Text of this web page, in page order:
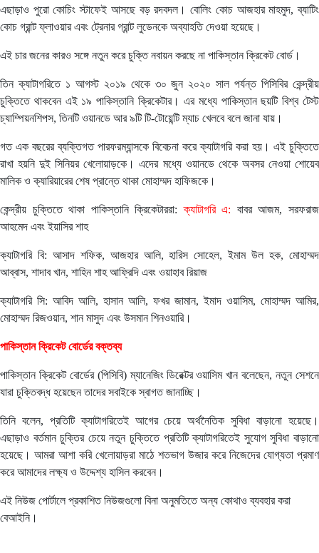
এছাড়াও পুরো কোচিং স্টাফেই আসছে বড় রদবদল। বোলিং কোচ আজহার মাহমুদ, ব্যাটিং
কোচ গ্রান্ট ফ্লাওয়ার এবং ট্রেনার গ্রান্ট লুডেনকে অব্যাহতি দেওয়া হয়েছে।
এই চার জনের কারও সঙ্গে নতুন করে চুক্তি নবায়ন করছে না পাকিস্তান ক্রিকেট বোর্ড।
তিন ক্যাটাগরিতে ১ আগস্ট ২০১৯ থেকে ৩০ জুন ২০২০ সাল পর্যন্ত পিসিবির কেন্দ্রীয়
চুক্তিতে থাকবেন এই ১৯ পাকিস্তানি ক্রিকেটার। এর মধ্যে পাকিস্তান ছয়টি বিশ্ব টেস্ট
চ্যাম্পিয়নশিপস, তিনটি ওয়ানডে আর ৯টি টি-টোয়েন্টি ম্যাচ খেলবে বলে জানা যায়।
গত এক বছরের ব্যক্তিগত পারফরম্যান্সকে বিবেচনা করে ক্যাটাগরি করা হয়। এই চুক্তিতে
রাখা হয়নি দুই সিনিয়র খেলোয়াড়কে। এদের মধ্যে ওয়ানডে থেকে অবসর নেওয়া শোয়েব
মালিক ও ক্যারিয়ারের শেষ প্রান্তে থাকা মোহাম্মদ হাফিজকে।
কেন্দ্রীয় চুক্তিতে থাকা পাকিস্তানি ক্রিকেটাররা:ক্যাটাগরি এ: বাবর আজম, সরফরাজ
আহমেদ এবং ইয়াসির শাহ
ক্যাটাগরি বি: আসাদ শফিক, আজহার আলি, হারিস সোহেল, ইমাম উল হক, মোহাম্মদ
আব্বাস, শাদাব খান, শাহিন শাহ আফ্রিদি এবং ওয়াহাব রিয়াজ
ক্যাটাগরি সি: আবিদ আলি, হাসান আলি, ফখর জামান, ইমাদ ওয়াসিম, মোহাম্মদ আমির,
মোহাম্মদ রিজওয়ান, শান মাসুদ এবং উসমান শিনওয়ারি।
পাকিস্তান ক্রিকেট বোর্ডের বক্তব্য
পাকিস্তান ক্রিকেট বোর্ডের (পিসিবি) ম্যানেজিং ডিরেক্টর ওয়াসিম খান বলেছেন, নতুন সেশনে
যারা চুক্তিবদ্ধ হয়েছেন তাদের সবাইকে স্বাগত জানাচ্ছি।
তিনি বলেন, প্রতিটি ক্যাটাগরিতেই আগের চেয়ে অর্থনৈতিক সুবিধা বাড়ানো হয়েছে।
এছাড়াও বর্তমান চুক্তির চেয়ে নতুন চুক্তিতে প্রতিটি ক্যাটাগরিতেই সুযোগ সুবিধা বাড়ানো
হয়েছে। আমরা আশা করি খেলোয়াড়রা মাঠে শতভাগ উজার করে নিজেদের যোগ্যতা প্রমাণ
করে আমাদের লক্ষ্য ও উদ্দেশ্য হাসিল করবেন।
এই নিউজ পোর্টালে প্রকাশিত নিউজগুলো বিনা অনুমতিতে অন্য কোথাও ব্যবহার করা
বেআইনি।